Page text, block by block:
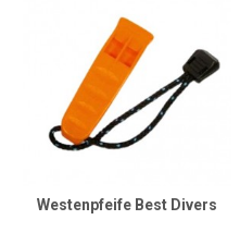
Westenpfeife Best Divers